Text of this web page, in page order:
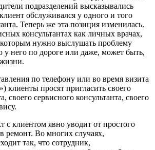
подразделений высказывались
обслуживался у одного и того
Теперь же эта позиция изменилась.
консультантах как личных врачах,
нужно выслушать проблему
него по дороге или даже, может быть,
по телефону или во время визита
клиенты просят пригласить своего
своего сервисного консультанта, своего
с клиентом явно уводит от простого
ремонт. Во многих случаях,
так, что сотрудник,